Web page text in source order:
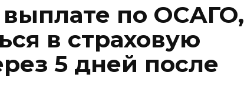
по ОСАГО,
в страховую
5 дней после